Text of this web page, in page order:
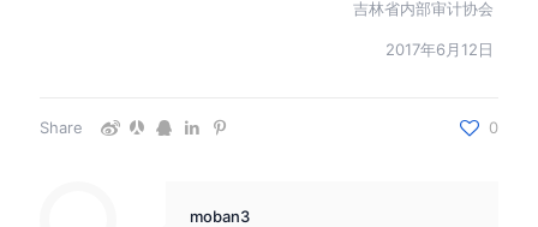
吉林省内部审计协会
2017年6月12日
Share 0
moban3